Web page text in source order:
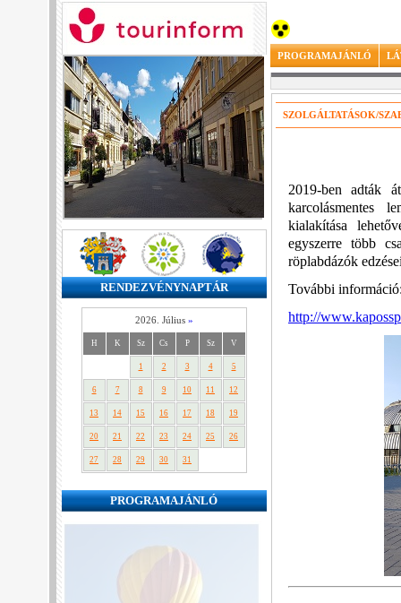
RENDEZVÉNYNAPTÁR
2026. Július »
H K Sz Cs P Sz V
1 2 3 4 5
6 7 8 9 10 11 12
13 14 15 16 17 18 19
20 21 22 23 24 25 26
27 28 29 30 31
PROGRAMAJÁNLÓ
PROGRAMAJÁNLÓ
SZOLGÁLTATÁSOK/
2019-ben adták
karcolásmentes
kialakítása
egyszerre több
röplabdázók
További
http://